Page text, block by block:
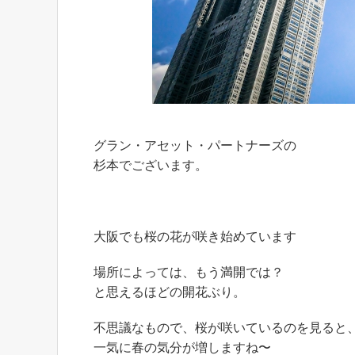
グラン・アセット・パートナーズの
杉本でございます。
大阪でも桜の花が咲き始めています
場所によっては、もう満開では？
と思えるほどの開花ぶり。
不思議なもので、桜が咲いているのを見ると
一気に春の気分が増しますね〜